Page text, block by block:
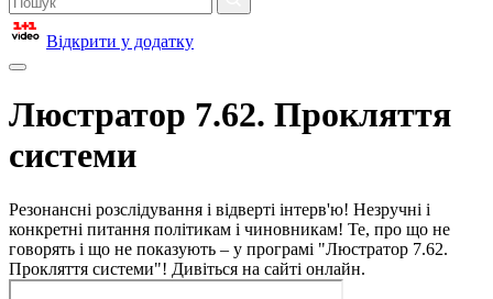
Відкрити у додатку
Люстратор 7.62. Прокляття
системи
Резонансні розслідування і відверті інтерв'ю! Незручні і
конкретні питання політикам і чиновникам! Те, про що не
говорять і що не показують – у програмі "Люстратор 7.62.
Прокляття системи"! Дивіться на сайті онлайн.